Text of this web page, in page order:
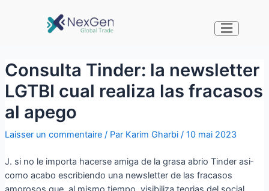
Consulta Tinder: la newsletter
LGTBI cual realiza las fracasos
al apego
Laisser un commentaire / Par Karim Gharbi / 10 mai 2023
J. si no le importa hacerse amiga de la grasa abrio Tinder asi­
como acabo escribiendo una newsletter de las fracasos